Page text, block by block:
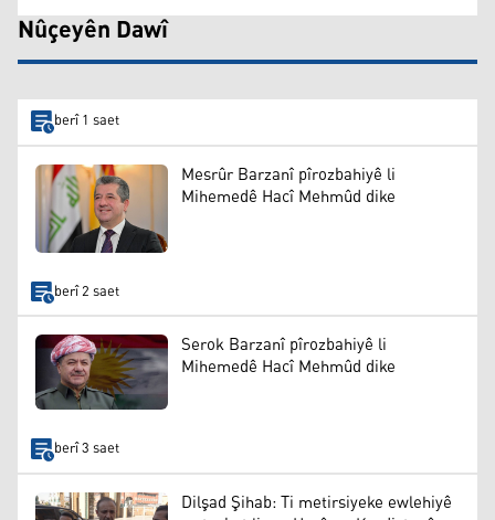
Nûçeyên Dawî
berî 1 saet
Mesrûr Barzanî pîrozbahiyê li
Mihemedê Hacî Mehmûd dike
berî 2 saet
Serok Barzanî pîrozbahiyê li
Mihemedê Hacî Mehmûd dike
berî 3 saet
Dilşad Şihab: Ti metirsiyeke ewlehiyê